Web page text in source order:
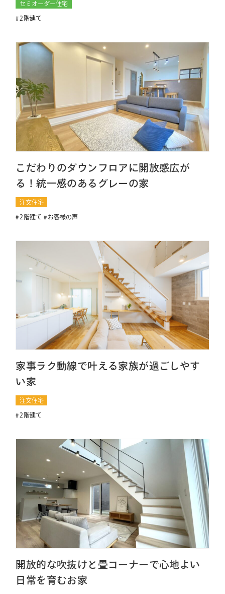
セミオーダー住宅
2階建て
こだわりのダウンフロアに開放感広が
る！統一感のあるグレーの家
注文住宅
2階建て お客様の声
家事ラク動線で叶える家族が過ごしやす
い家
注文住宅
2階建て
開放的な吹抜けと畳コーナーで心地よい
日常を育むお家